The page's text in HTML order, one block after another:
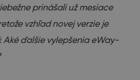
prinášali už mesiace
vzhľad novej verzie je
Aké ďalšie vylepšenia eWay-